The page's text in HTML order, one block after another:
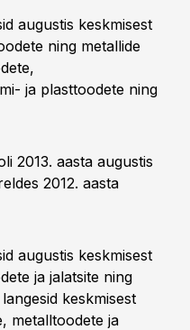
augustis keskmisest
ning metallide
ja plasttoodete ning
2013. aasta augustis
2012. aasta
augustis keskmisest
ja jalatsite ning
keskmisest
metalltoodete ja